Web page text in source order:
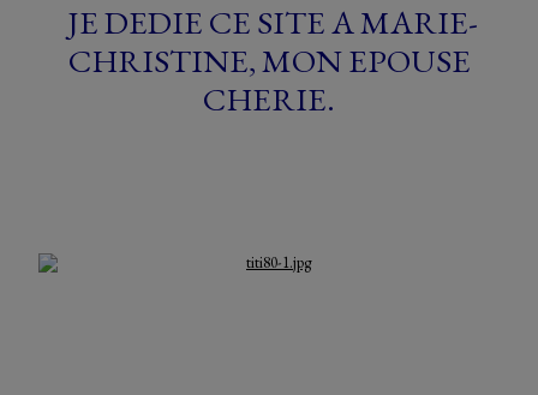
JE DEDIE CE SITE A MARIE-
CHRISTINE, MON EPOUSE
CHERIE.